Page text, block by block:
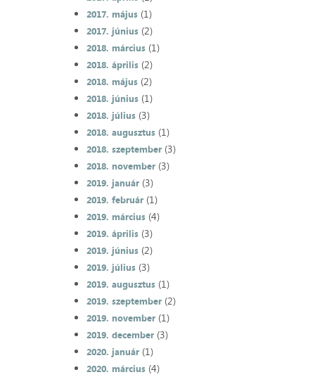
2017. május(1)
2017. június(2)
2018. március(1)
2018. április(2)
2018. május(2)
2018. június(1)
2018. július(3)
2018. augusztus(1)
2018. szeptember(3)
2018. november(3)
2019. január(3)
2019. február(1)
2019. március(4)
2019. április(3)
2019. június(2)
2019. július(3)
2019. augusztus(1)
2019. szeptember(2)
2019. november(1)
2019. december(3)
2020. január(1)
2020. március(4)